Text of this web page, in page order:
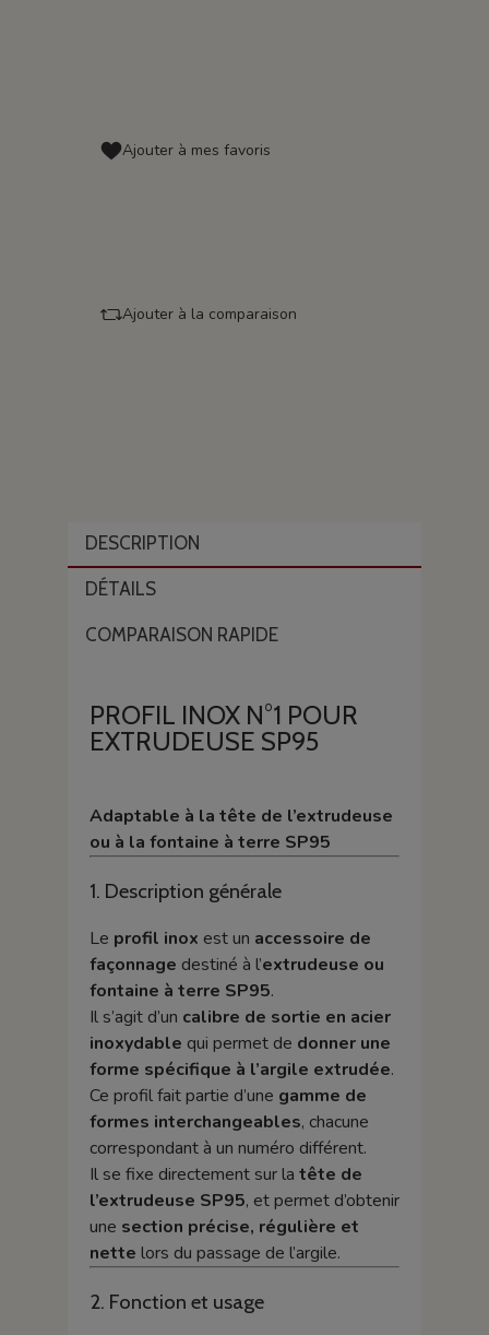
Ajouter à mes favoris
Ajouter à la comparaison
DESCRIPTION
DÉTAILS
COMPARAISON RAPIDE
PROFIL INOX N°1 POUR
EXTRUDEUSE SP95
Adaptable à la tête de l’extrudeuse
ou à la fontaine à terre SP95
1. Description générale
Le profil inox est un accessoire de
façonnage destiné à l’extrudeuse ou
fontaine à terre SP95.
Il s’agit d’un calibre de sortie en acier
inoxydable qui permet de donner une
forme spécifique à l’argile extrudée.
Ce profil fait partie d’une gamme de
formes interchangeables, chacune
correspondant à un numéro différent.
Il se fixe directement sur la tête de
l’extrudeuse SP95, et permet d’obtenir
une section précise, régulière et
nette lors du passage de l’argile.
2. Fonction et usage